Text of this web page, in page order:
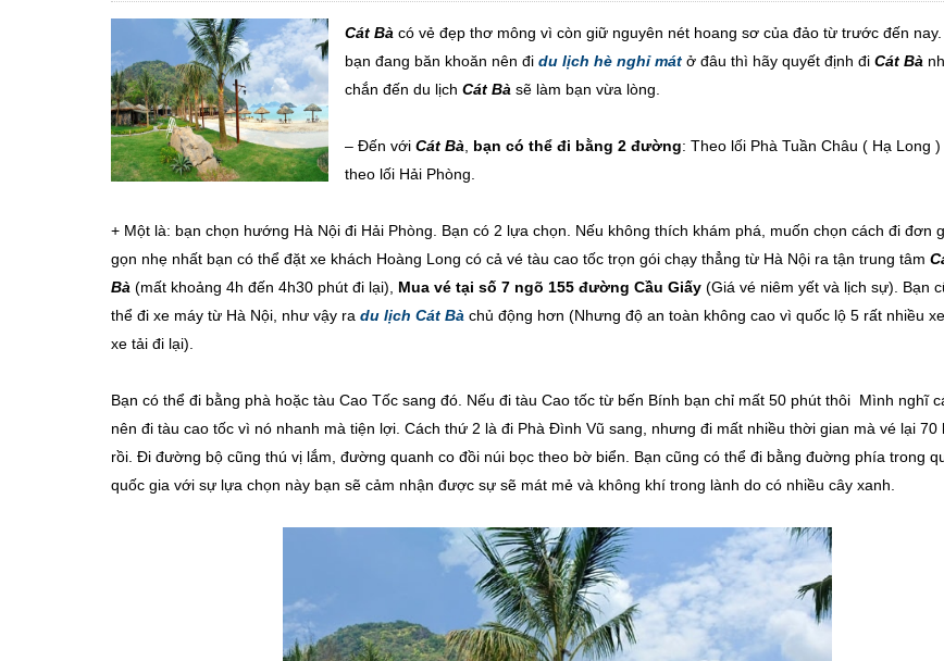
Cát Bà có vẻ đẹp thơ mông vì còn giữ nguyên nét hoang sơ của đảo từ trước đến nay.
bạn đang băn khoăn nên đi du lịch hè nghỉmát ở đâu thì hãy quyết định đi Cát Bà
chắn đến du lịch Cát Bà sẽ làm bạn vừa lòng.
– Đến với Cát Bà bạn có thể đi bằng 2 đường: Theo lối Phà Tuần Châu ( Hạ Long
theo lối Hải Phòng.
+ Một là: bạn chọn hướng Hà Nội đi Hải Phòng. Bạn có 2 lựa chọn. Nếu không thích khám phá, muốn chọn cách đi đơn
gọn nhẹ nhất bạn có thể đặt xe khách Hoàng Long có cả vé tàu cao tốc trọn gói chạy thẳng từ Hà Nội ra tận trung tâm
Bà (mất khoảng 4h đến 4h30 phút đi lại), Mua vé tại số 7 ngõ 155 đường Cầu Giấy (Giá vé niêm yết và lịch sự). Bạn
thể đi xe máy từ Hà Nội, như vậy ra du lịch Cát Bà chủ động hơn (Nhưng độ an toàn không cao vì quốc lộ 5 rất nhiều xe
xe tải đi lại).
Bạn có thể đi bằng phà hoặc tàu Cao Tốc sang đó. Nếu đi tàu Cao tốc từ bến Bính bạn chỉ mất 50 phút thôi Mình nghĩ
nên đi tàu cao tốc vì nó nhanh mà tiện lợi. Cách thứ 2 là đi Phà Đình Vũ sang, nhưng đi mất nhiều thời gian mà vé lại 70
rồi. Đi đường bộ cũng thú vị lắm, đường quanh co đồi núi bọc theo bờ biển. Bạn cũng có thể đi bằng đuờng phía trong
quốc gia với sự lựa chọn này bạn sẽ cảm nhận được sự sẽ mát mẻ và không khí trong lành do có nhiều cây xanh.